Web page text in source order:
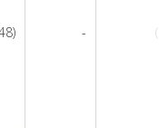
-